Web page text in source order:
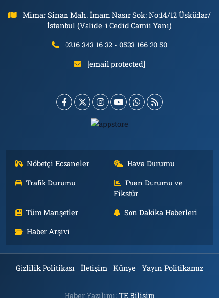
Mimar Sinan Mah. İmam Nasır Sok: No:14/12 Üsküdar/
İstanbul (Valide-i Cedid Camii Yanı)
0216 343 16 32 - 0533 166 20 50
[email protected]
Nöbetçi Eczaneler
Hava Durumu
Trafik Durumu
Puan Durumu ve
Fikstür
Tüm Manşetler
Son Dakika Haberleri
Haber Arşivi
Gizlilik Politikası İletişim Künye Yayın Politikamız
Haber Yazılımı: TE Bilişim